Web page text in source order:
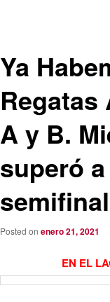
Ya
Regatas
A y B.
superó
Posted on enero 21, 2021
EN EL